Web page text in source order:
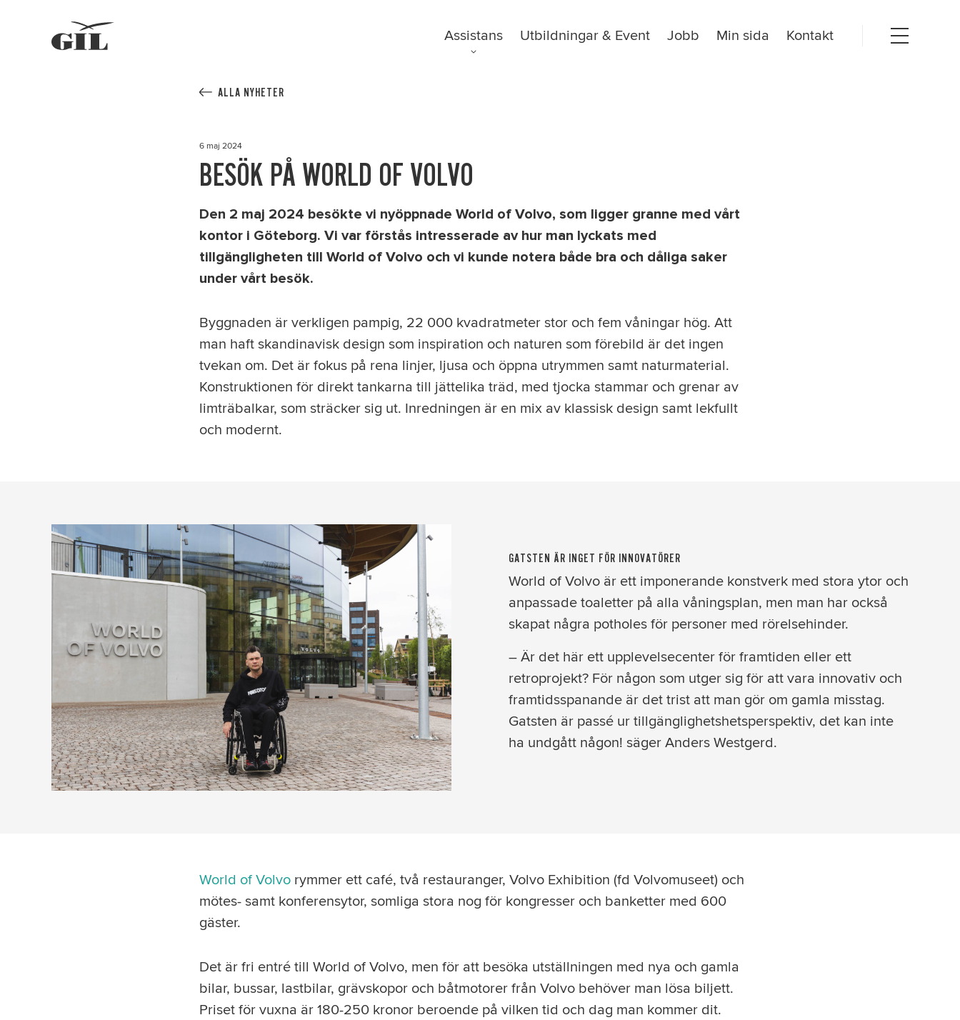
Assistans Utbildningar & Event Jobb Min sida Kontakt
Open
Nyheter
FAQ
ALLA NYHETER
6 maj 2024
BESÖK PÅ WORLD OF VOLVO
Den 2 maj 2024 besökte vi nyöppnade World of Volvo, som ligger granne med vårt
kontor i Göteborg. Vi var förstås intresserade av hur man lyckats med
tillgängligheten till World of Volvo och vi kunde notera både bra och dåliga saker
under vårt besök.
Byggnaden är verkligen pampig, 22 000 kvadratmeter stor och fem våningar hög. Att
man haft skandinavisk design som inspiration och naturen som förebild är det ingen
tvekan om. Det är fokus på rena linjer, ljusa och öppna utrymmen samt naturmaterial.
Konstruktionen för direkt tankarna till jättelika träd, med tjocka stammar och grenar av
limträbalkar, som sträcker sig ut. Inredningen är en mix av klassisk design samt lekfullt
och modernt.
GATSTEN ÄR INGET FÖR INNOVATÖRER
World of Volvo är ett imponerande konstverk med stora ytor och
anpassade toaletter på alla våningsplan, men man har också
skapat några potholes för personer med rörelsehinder.
– Är det här ett upplevelsecenter för framtiden eller ett
retroprojekt? För någon som utger sig för att vara innovativ och
framtidsspanande är det trist att man gör om gamla misstag.
Gatsten är passé ur tillgänglighetshetsperspektiv, det kan inte
ha undgått någon! säger Anders Westgerd.
World of Volvo rymmer ett café, två restauranger, Volvo Exhibition (fd Volvomuseet) och
mötes- samt konferensytor, somliga stora nog för kongresser och banketter med 600
gäster.
Det är fri entré till World of Volvo, men för att besöka utställningen med nya och gamla
bilar, bussar, lastbilar, grävskopor och båtmotorer från Volvo behöver man lösa biljett.
Priset för vuxna är 180-250 kronor beroende på vilken tid och dag man kommer dit.